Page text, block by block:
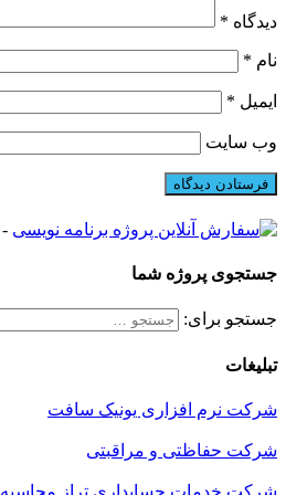
دیدگاه *
نام *
ایمیل *
وب‌ سایت
-
جستجوی پروژه شما
جستجو برای:
تبلیغات
شرکت نرم افزاری یونیک سافت
شرکت حفاظتی و مراقبتی